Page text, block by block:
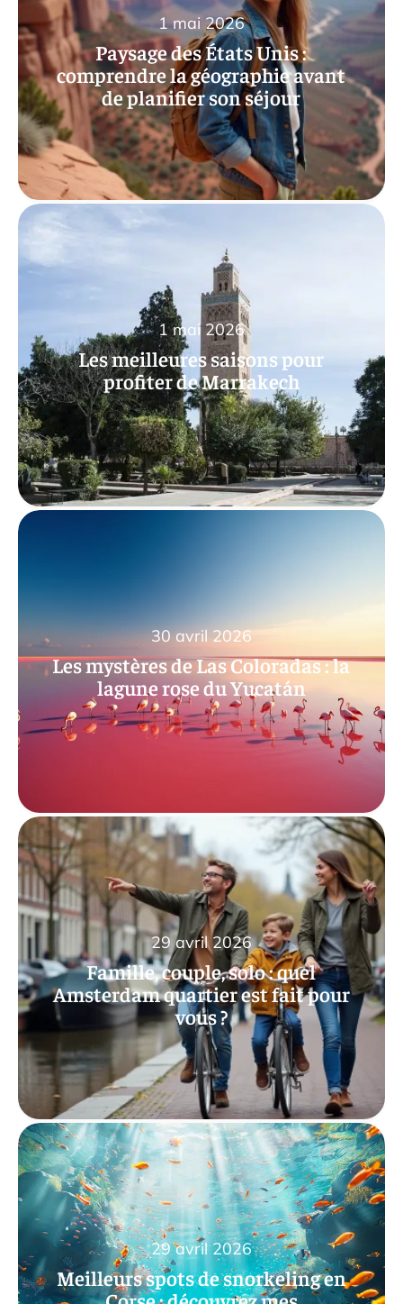
Paysage des États Unis :
comprendre la géographie avant
de planifier son séjour
1 mai 2026
Les meilleures saisons pour
profiter de Marrakech
1 mai 2026
Les mystères de Las Coloradas : la
lagune rose du Yucatán
30 avril 2026
Famille, couple, solo : quel
Amsterdam quartier est fait pour
vous ?
29 avril 2026
Meilleurs spots de snorkeling en
29 avril 2026